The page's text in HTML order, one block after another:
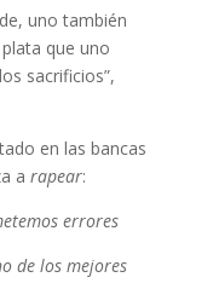
uno también
que uno
sacrificios”,
en las bancas
a rapear:
errores
de los mejores